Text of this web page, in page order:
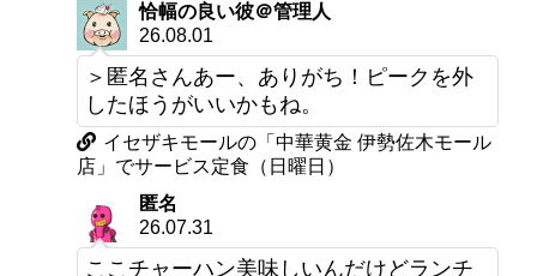
恰幅の良い彼＠管理人
26.08.01
＞匿名さんあー、ありがち！ピークを外
したほうがいいかもね。
イセザキモールの「中華黄金 伊勢佐木モール
店」でサービス定食（日曜日）
匿名
26.07.31
ここチャーハン美味しいんだけどランチ